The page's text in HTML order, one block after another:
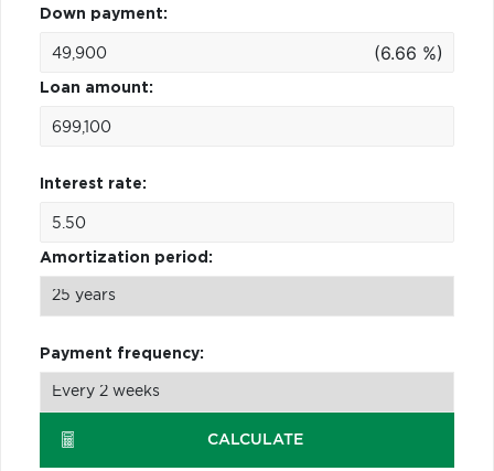
Down payment:
(6.66 %)
Loan amount:
Interest rate:
Amortization period:
Payment frequency:
CALCULATE